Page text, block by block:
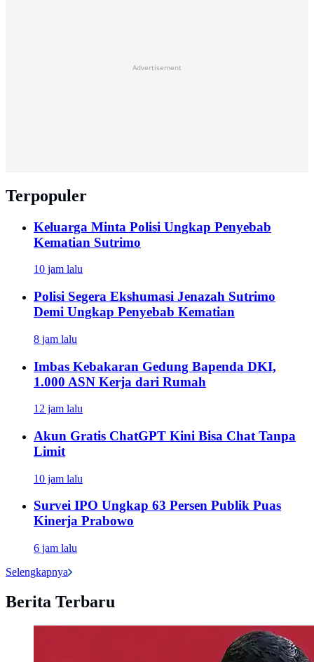
Advertisement
Terpopuler
Keluarga Minta Polisi Ungkap Penyebab
Kematian Sutrimo
10 jam lalu
Polisi Segera Ekshumasi Jenazah Sutrimo
Demi Ungkap Penyebab Kematian
8 jam lalu
Imbas Kebakaran Gedung Bapenda DKI,
1.000 ASN Kerja dari Rumah
12 jam lalu
Akun Gratis ChatGPT Kini Bisa Chat Tanpa
Limit
10 jam lalu
Survei IPO Ungkap 63 Persen Publik Puas
Kinerja Prabowo
6 jam lalu
Selengkapnya
Berita Terbaru